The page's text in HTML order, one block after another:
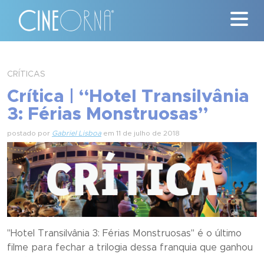
News
#ClássicosCineOrna
Quem Somos
Nossa História
Contato
CRÍTICAS
Crítica | “Hotel Transilvânia
3: Férias Monstruosas”
postado por Gabriel Lisboa em 11 de julho de 2018
"Hotel Transilvânia 3: Férias Monstruosas" é o último
filme para fechar a trilogia dessa franquia que ganhou